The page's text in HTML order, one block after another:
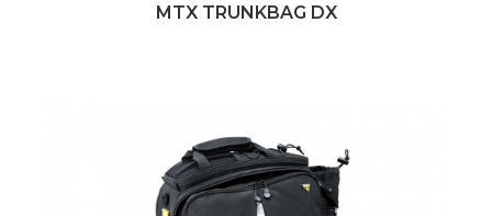
MTX TRUNKBAG DX